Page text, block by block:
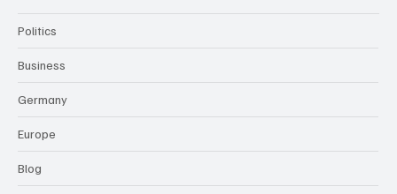
Politics
Business
Germany
Europe
Blog